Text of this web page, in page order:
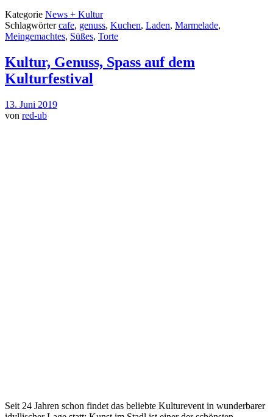
Kategorie News + Kultur
Schlagwörtercafe, genuss, Kuchen, Laden, Marmelade,
Meingemachtes, Süßes, Torte
Kultur, Genuss, Spass auf dem
Kulturfestival
13. Juni 2019
von red-ub
Seit 24 Jahren schon findet das beliebte Kulturevent in wunderbarer